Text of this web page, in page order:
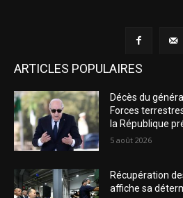
ARTICLES POPULAIRES
Décès du
Forces
la République
5 août 2026
Récupération
affiche sa